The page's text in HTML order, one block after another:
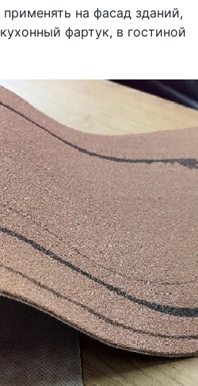
на фасад зданий,
фартук, в гостиной